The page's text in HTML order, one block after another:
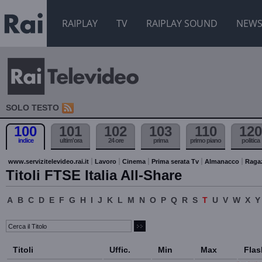
RAIPLAY TV RAIPLAY SOUND NEWS
SOLO TESTO
100
indice
101
ultim'ora
102
24 ore
103
prima
110
primo piano
120
politica
www.servizitelevideo.rai.it Lavoro Cinema Prima serata Tv Almanacco
Titoli FTSE Italia All-Share
A B C D E F G H I J K L M N O P Q R S T U V W X Y
Titoli Uffic. Min Max